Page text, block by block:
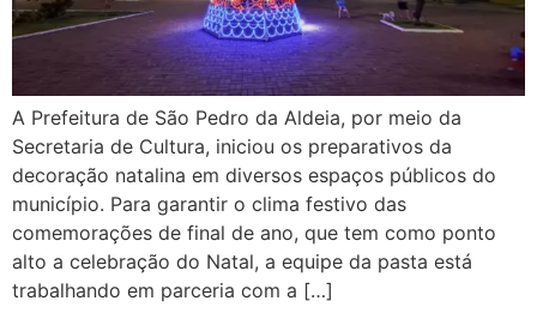
A Prefeitura de São Pedro da Aldeia, por meio da
Secretaria de Cultura, iniciou os preparativos da
decoração natalina em diversos espaços públicos do
município. Para garantir o clima festivo das
comemorações de final de ano, que tem como ponto
alto a celebração do Natal, a equipe da pasta está
trabalhando em parceria com a […]